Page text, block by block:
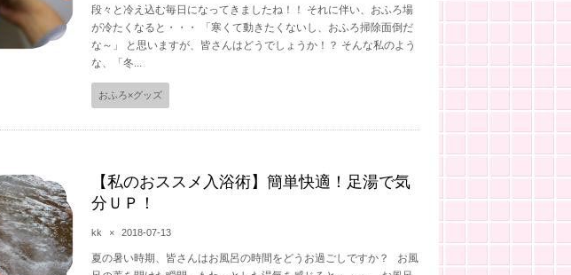
段々と冷え込む毎日になってきましたね！！ それに伴い、おふろ場
が冷たくなると・・・ 「寒くて動きたくないし、おふろ掃除面倒だ
な～」 と思いますが、皆さんはどうでしょうか！？ そんな私のよう
な、「冬...
おふろ×グッズ
【私のおススメ入浴術】簡単快適！足湯で気
分ＵＰ！
kk × 2018-07-13
夏の暑い時期、皆さんはお風呂の時間をどうお過ごしですか？ お風